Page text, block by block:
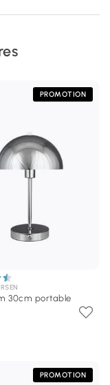
PROMOTION
30cm portable
PROMOTION